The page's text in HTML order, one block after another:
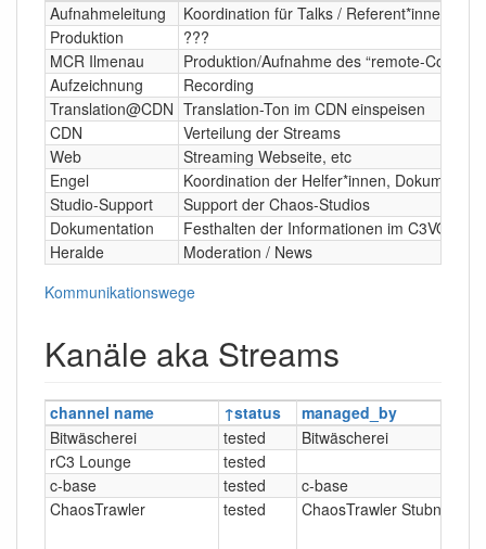
Aufnahmeleitung
Koordination für Talks / Referent*innen /
Produktion
???
MCR Ilmenau
Produktion/Aufnahme des “remote-
Aufzeichnung
Recording
Translation@CDN Translation-Ton im CDN einspeisen
CDN
Verteilung der Streams
Web
Streaming Webseite, etc
Engel
Koordination der Helfer*innen,
Studio-Support
Support der Chaos-Studios
Dokumentation
Festhalten der Informationen im C3VOC-
Heralde
Moderation / News
Kommunikationswege
Kanäle aka Streams
channel name status
managed_by
Bitwäscherei
tested
Bitwäscherei
rC3 Lounge
tested
c-base
tested
c-base
ChaosTrawler
tested ChaosTrawler Stubnitz/